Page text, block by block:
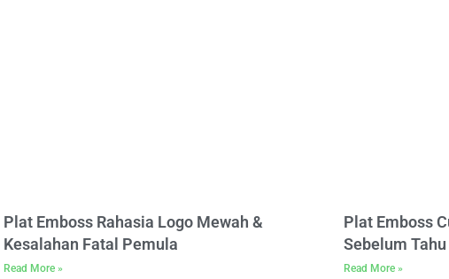
Plat Emboss Rahasia Logo Mewah &
Kesalahan Fatal Pemula
Read More »
Plat Emboss
Sebelum
Read More »